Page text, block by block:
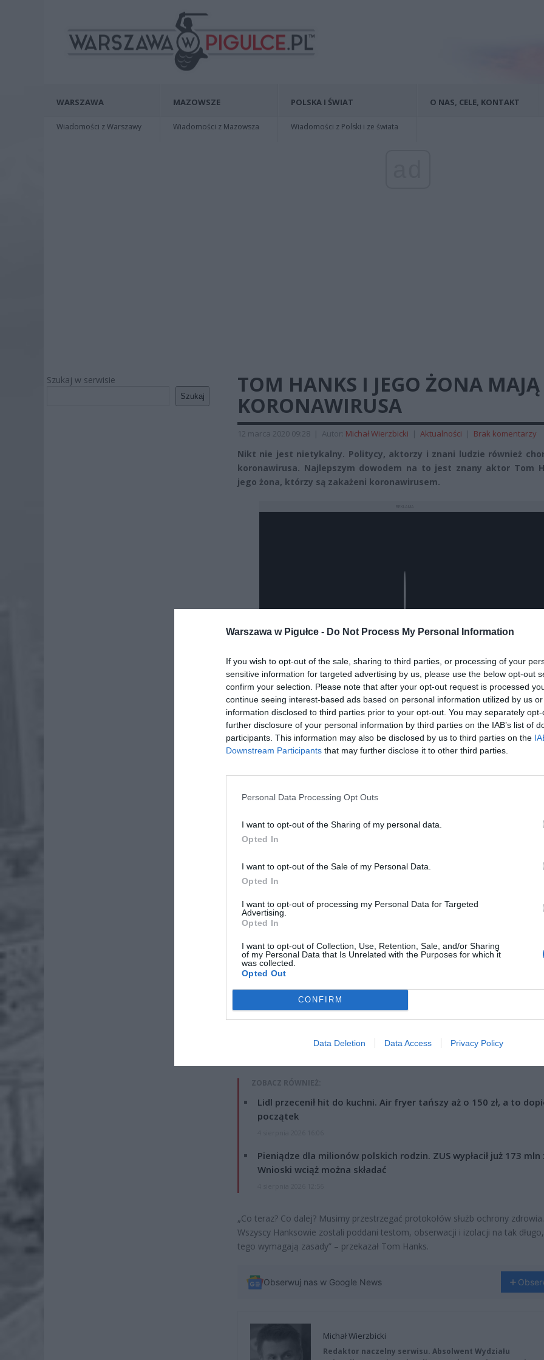
Warszawa w Pigułce - Do Not Process My Personal Information
If you wish to opt-out of the sale, sharing to third parties, or processing of your
sensitive information for targeted advertising by us, please use the below opt-out
confirm your selection. Please note that after your opt-out request is processed
continue seeing interest-based ads based on personal information utilized by us
information disclosed to third parties prior to your opt-out. You may separately
further disclosure of your personal information by third parties on the IAB’s list of
participants. This information may also be disclosed by us to third parties on the
Downstream Participants that may further disclose it to other third parties.
Personal Data Processing Opt Outs
I want to opt-out of the Sharing of my personal data.
Opted In
I want to opt-out of the Sale of my Personal Data.
Opted In
I want to opt-out of processing my Personal Data for Targeted
Advertising.
Opted In
I want to opt-out of Collection, Use, Retention, Sale, and/or Sharing
of my Personal Data that Is Unrelated with the Purposes for which it
was collected.
Opted Out
CONFIRM
Data Deletion Data Access Privacy Policy
WARSZAWA
Wiadomości z Warszawy
MAZOWSZE
Wiadomości z Mazowsza
POLSKA I ŚWIAT
Wiadomości z Polski i ze świata
O NAS, CELE, KONTAKT
Szukaj w serwisie
Szukaj
TOM HANKS I JEGO ŻONA MAJĄ
KORONAWIRUSA
12 marca 2020 09:28 | Autor: Michał Wierzbicki | Aktualności | Brak komentarzy
Nikt nie jest nietykalny. Politycy, aktorzy i znani ludzie również
koronawirusa. Najlepszym dowodem na to jest znany aktor Tom
jego żona, którzy są zakażeni koronawirusem.
Dodaj nas do preferowanych źródeł w Google
„Czuliśmy się trochę zmęczeni, jakbyśmy mieli przeziębienie, odczuwaliśmy
mięśni. Rita co jakiś czas miała dreszcze. Mieliśmy też niewielką gorączkę.
rozegrać to właściwie (…) zrobiliśmy badania na koronawirusa. Dowiedzieliśmy
ZOBACZ RÓWNIEŻ:
Lidl przecenił hit do kuchni. Air fryer tańszy aż o 150 zł, a to
początek
Pieniądze dla milionów polskich rodzin. ZUS wypłacił już 173 mln
Wnioski wciąż można składać
„Co teraz? Co dalej? Musimy przestrzegać protokołów służb ochrony zdrowia.
Wszyscy Hanksowie zostali poddani testom, obserwacji i izolacji na tak
tego wymagają zasady” – przekazał Tom Hanks.
Obserwuj nas w Google News
Michał Wierzbicki
Redaktor naczelny serwisu. Absolwent Wydziału